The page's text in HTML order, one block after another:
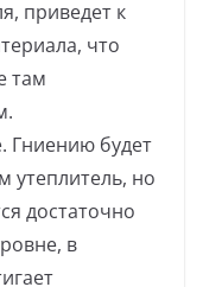
приведет к
что
там
Гниению будет
утеплитель, но
достаточно
в